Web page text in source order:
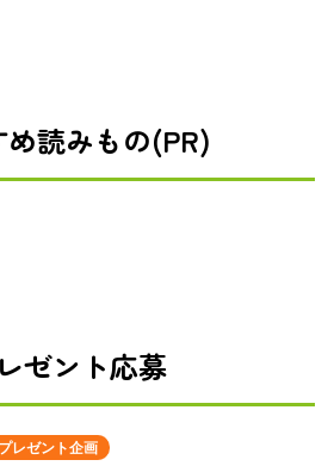
め読みもの(PR)
ゼント応募
プレゼント企画